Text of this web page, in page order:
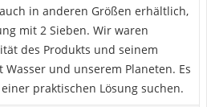
in anderen Größen erhältlich,
mit 2 Sieben. Wir waren
des Produkts und seinem
und unserem Planeten. Es
praktischen Lösung suchen.